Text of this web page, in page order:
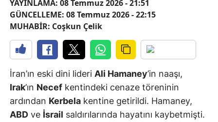
YAYINLAMA: 08 Temmuz 2026 - 21:51
GÜNCELLEME: 08 Temmuz 2026 - 22:15
MUHABİR: Coşkun Çelik
İran’ın eski dini lideri Ali Hamaney’in naaşı,
Irak’ın Necef kentindeki cenaze töreninin
ardından Kerbela kentine getirildi. Hamaney,
ABD ve İsrail saldırılarında hayatını kaybetmişti.